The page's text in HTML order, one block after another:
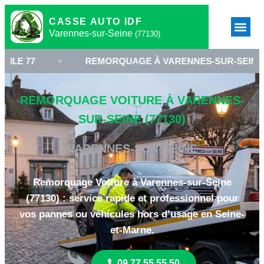
CASSE AUTO IDF
Varennes-sur-Seine (77130)
• REMORQUAGE À VARENNES-SUR-SEINE •
REMORQUAGE VOITURE À VARENNES-
SUR-SEINE (77130)
VARENNES-SUR-SEINE
Remorquage Voiture à Varennes-sur-Seine
(77130) : service rapide et professionnel pour
vos pannes ou véhicules hors d’usage en Seine-
et-Marne.